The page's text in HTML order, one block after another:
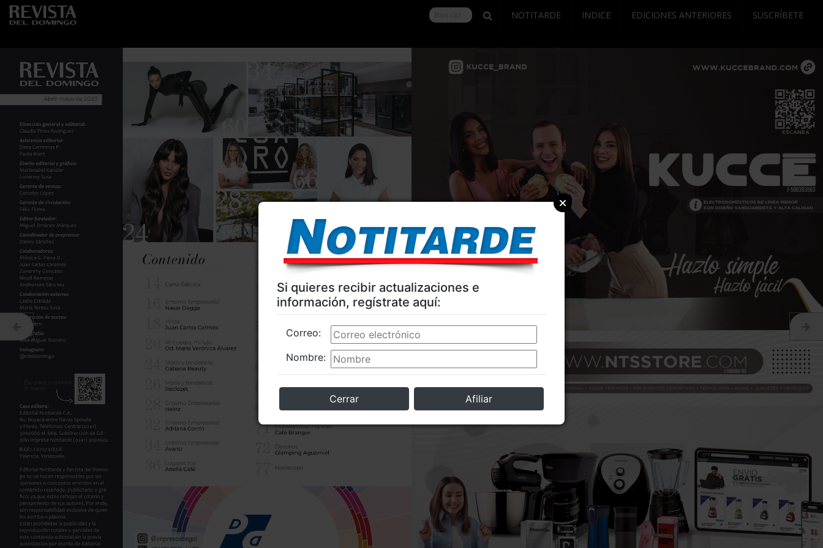
NOTITARDE INDICE EDICIONES ANTERIORES SUSCRÍBETE
Si quieres recibir actualizaciones e
información, regístrate aquí:
Nombre:
Correo:
Cerrar Afiliar